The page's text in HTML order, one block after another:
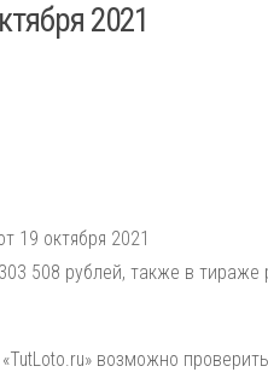
2021
19 октября 2021
508 рублей, также в тираже
возможно